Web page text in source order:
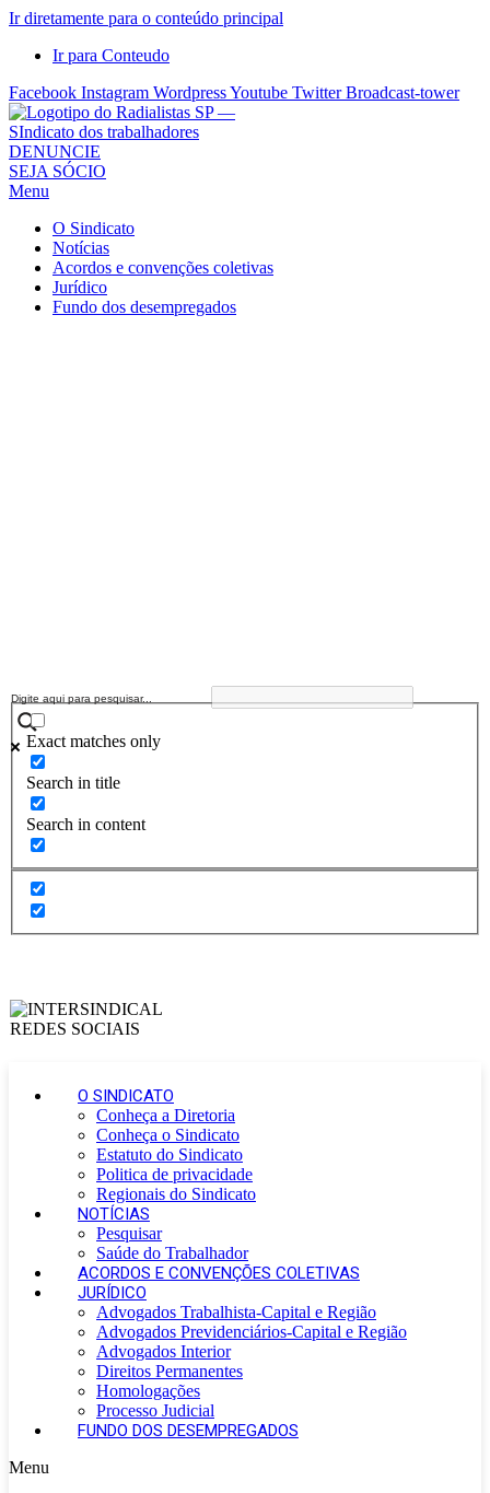
Ir diretamente para o conteúdo principal
Ir para Conteudo
Facebook Instagram WordpressYoutube Twitter Broadcast-tower
Sindicato
dos
Radialistas
São
Paulo
Sindicato
DENUNCIE
SEJA SÓCIO
Menu
O Sindicato
Notícias
Acordos e convenções coletivas
Jurídico
Fundo dos desempregados
Exact matches only
Search in title
Search in content
O SINDICATO
Conheça a Diretoria
Conheça o Sindicato
Estatuto do Sindicato
Politica de privacidade
Regionais do Sindicato
NOTÍCIAS
Pesquisar
Saúde do Trabalhador
ACORDOS E CONVENÇÕES COLETIVAS
JURÍDICO
Advogados Trabalhista-Capital e Região
Advogados Previdenciários-Capital e Região
Advogados Interior
Direitos Permanentes
Homologações
Processo Judicial
FUNDO DOS DESEMPREGADOS
Menu